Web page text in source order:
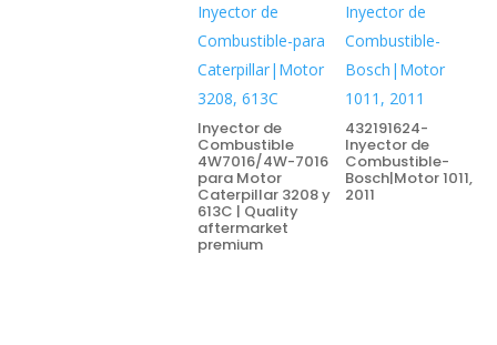
Inyector de
Combustible
4W7016/4W-7016
para Motor
Caterpillar 3208 y
613C | Quality
aftermarket
premium
432191624-
Inyector de
Combustible-
Bosch|Motor 1011,
2011